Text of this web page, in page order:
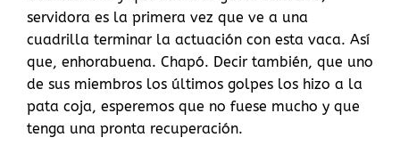
servidora es la primera vez que ve a una
cuadrilla terminar la actuación con esta vaca. Así
que, enhorabuena. Chapó. Decir también, que uno
de sus miembros los últimos golpes los hizo a la
pata coja, esperemos que no fuese mucho y que
tenga una pronta recuperación.